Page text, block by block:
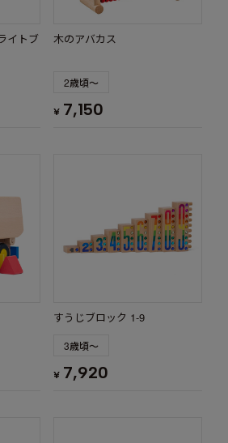
イトブ
木のアバカス
2歳頃～
¥ 7,150
すうじブロック 1-9
3歳頃～
¥ 7,920